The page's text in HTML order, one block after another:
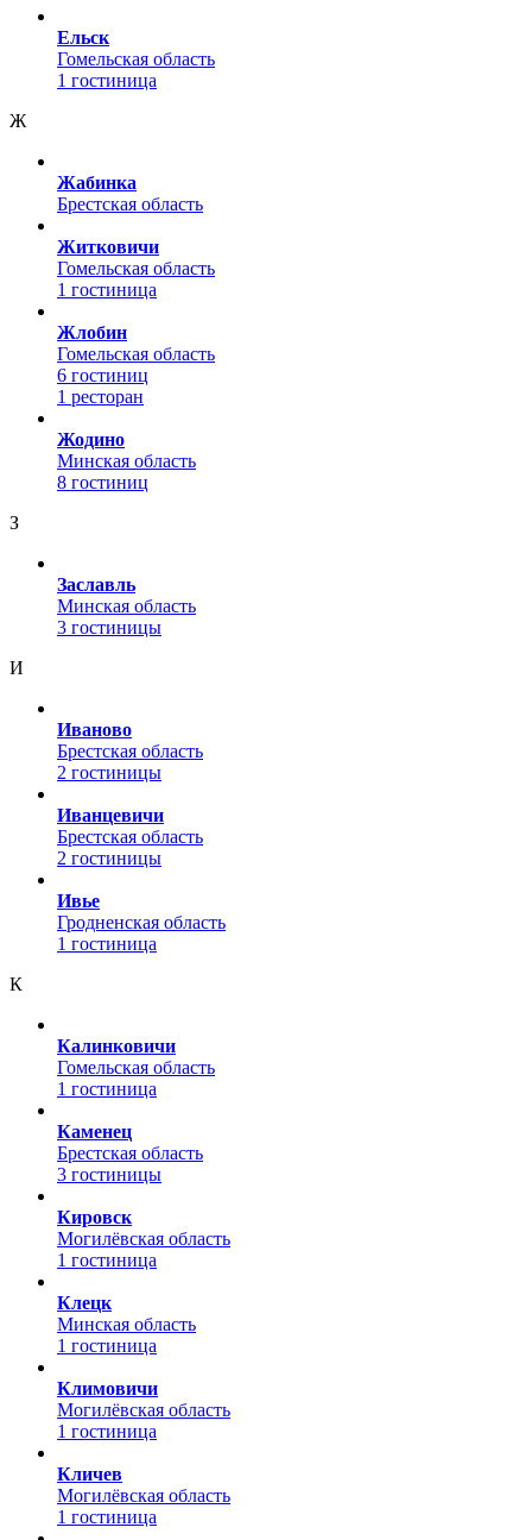
Ельск
Гомельская область
1 гостиница
Ж
Жабинка
Брестская область
Житковичи
Гомельская область
1 гостиница
Жлобин
Гомельская область
6 гостиниц
1 ресторан
Жодино
Минская область
8 гостиниц
З
Заславль
Минская область
3 гостиницы
И
Иваново
Брестская область
2 гостиницы
Иванцевичи
Брестская область
2 гостиницы
Ивье
Гродненская область
1 гостиница
К
Калинковичи
Гомельская область
1 гостиница
Каменец
Брестская область
3 гостиницы
Кировск
Могилёвская область
1 гостиница
Клецк
Минская область
1 гостиница
Климовичи
Могилёвская область
1 гостиница
Кличев
Могилёвская область
1 гостиница